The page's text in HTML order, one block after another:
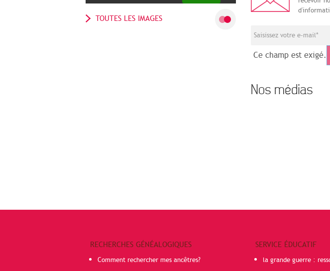
TOUTES LES IMAGES
Ce champ est exigé.
Nos médias
RECHERCHES GÉNÉALOGIQUES
Comment rechercher mes ancêtres?
SERVICE ÉDUCATIF
la grande guerre :